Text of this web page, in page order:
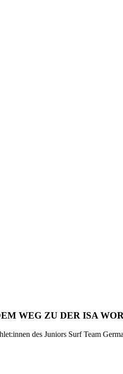
WEG ZU DER ISA
des Juniors Surf Team